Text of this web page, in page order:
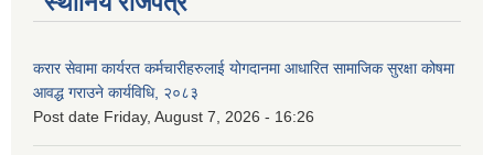
करार सेवामा कार्यरत कर्मचारीहरुलाई योगदानमा आधारित सामाजिक सुरक्षा कोषमा
आवद्ध गराउने कार्यविधि, २०८३
Post date Friday, August 7, 2026 - 16:26